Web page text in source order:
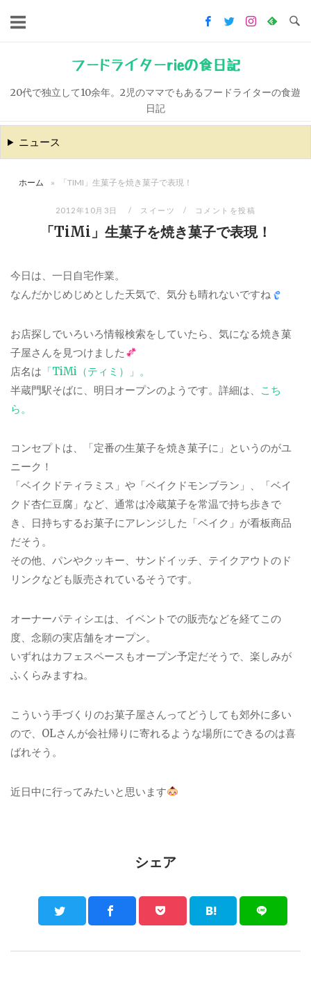
キ
ッ
フードライターrieの食日記
20代で独立して10余年。2児のママでもあるフードライターの食遊
日記
ニュース
ホーム » 「TIMI」生菓子を焼き菓子で表現！
2012年10月3日 スイーツ コメントを投稿
「TiMi」生菓子を焼き菓子で表現！
今日は、一日自宅作業。
なんだかじめじめとした天気で、気分も晴れないですね
お店探しでいろいろ情報検索をしていたら、気になる焼き菓
子屋さんを見つけました
店名は 「TiMi（ティミ）」。
半蔵門駅そばに、明日オープンのようです。詳細は、
こち
ら。
コンセプトは、「定番の生菓子を焼き菓子に」というのがユ
ニーク！
「ベイクドティラミス」や「ベイクドモンブラン」、「ベイ
クド杏仁豆腐」など、通常は冷蔵菓子を常温で持ち歩きで
き、日持ちするお菓子にアレンジした「ベイク」が看板商品
だそう。
その他、パンやクッキー、サンドイッチ、テイクアウトのド
リンクなども販売されているそうです。
オーナーパティシエは、イベントでの販売などを経てこの
度、念願の実店舗をオープン。
いずれはカフェスペースもオープン予定だそうで、楽しみが
ふくらみますね。
こういう手づくりのお菓子屋さんってどうしても郊外に多い
ので、OLさんが会社帰りに寄れるような場所にできるのは喜
ばれそう。
近日中に行ってみたいと思います
シェア